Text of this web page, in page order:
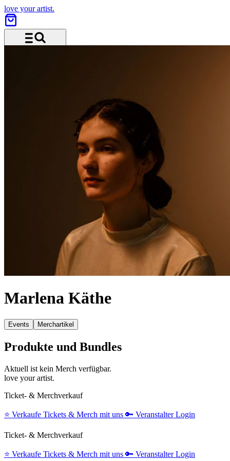
love your artist.
Marlena Käthe
Events Merchartikel
Produkte und Bundles
Aktuell ist kein Merch verfügbar.
love your artist.
Ticket- & Merchverkauf
⭐️ Verkaufe Tickets & Merch mit uns 🔑 Veranstalter Login
Ticket- & Merchverkauf
⭐️ Verkaufe Tickets & Merch mit uns 🔑 Veranstalter Login